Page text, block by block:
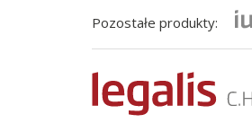
Pozostałe produkty: